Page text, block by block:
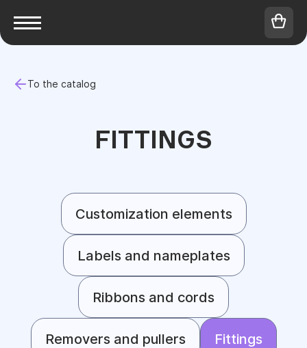
To the catalog
FITTINGS
Customization elements
Labels and nameplates
Ribbons and cords
Removers and pullers Fittings